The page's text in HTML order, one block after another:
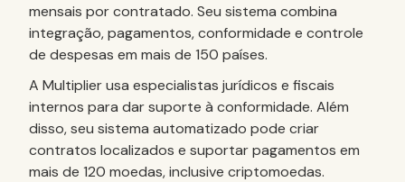
mensais por contratado. Seu sistema combina
integração, pagamentos, conformidade e controle
de despesas em mais de 150 países.
A Multiplier usa especialistas jurídicos e fiscais
internos para dar suporte à conformidade. Além
disso, seu sistema automatizado pode criar
contratos localizados e suportar pagamentos em
mais de 120 moedas, inclusive criptomoedas.